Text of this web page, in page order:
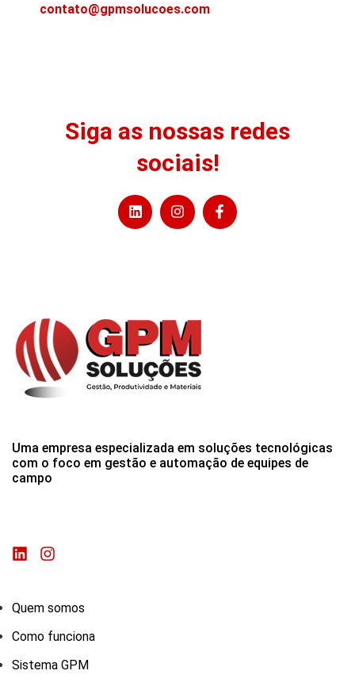
contato@gpmsolucoes.com
Siga as nossas redes
sociais!
Uma empresa especializada em soluções tecnológicas
com o foco em gestão e automação de equipes de
campo
Quem somos
Como funciona
Sistema GPM